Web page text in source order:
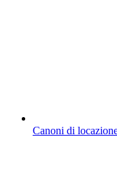
Canoni di